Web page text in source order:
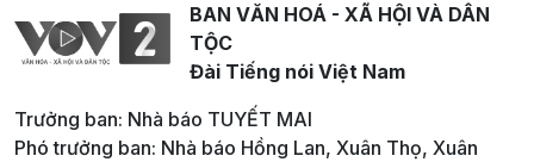
BAN VĂN HOÁ - XÃ HỘI VÀ DÂN
TỘC
Đài Tiếng nói Việt Nam
Trưởng ban: Nhà báo TUYẾT MAI
Phó trưởng ban: Nhà báo Hồng Lan, Xuân Thọ, Xuân